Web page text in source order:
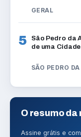
GERAL
5
São Pedro da
de uma
SÃO PEDRO
O resumo da
Assine grátis e